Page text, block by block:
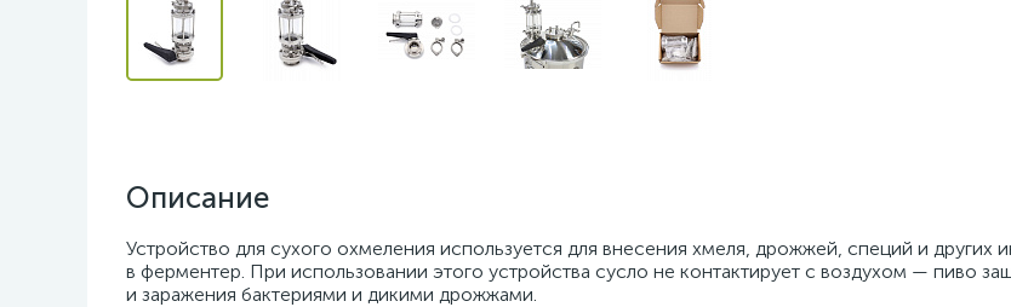
Описание
Устройство для сухого охмеления используется для внесения хмеля, дрожжей, специй и других
в ферментер. При использовании этого устройства сусло не контактирует с воздухом — пиво
и заражения бактериями и дикими дрожжами.